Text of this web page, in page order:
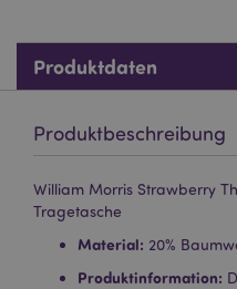
Produktdaten
Produktbeschreibung
William Morris Strawberry
Tragetasche
Material: 20%
Produktinformation: